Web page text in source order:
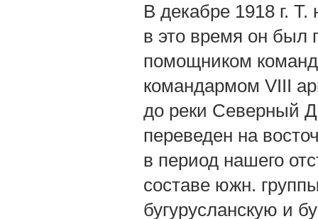
В декабре 1918 г. Т.
в это время он был
помощником
командармом VIII
до реки Северный
переведен на
в период нашего
составе южн.
бугурусланскую и